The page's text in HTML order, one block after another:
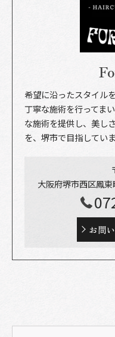
希望に沿ったスタイル
丁寧な施術を行ってま
な施術を提供し、美し
を、堺市で目指していま
大阪府堺市西区鳳
お問